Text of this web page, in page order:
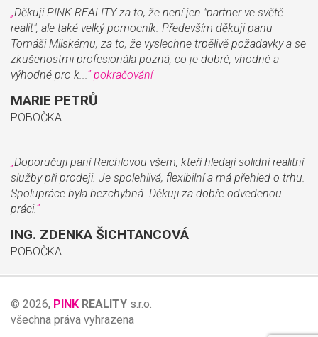
„Děkuji PINK REALITY za to, že není jen "partner ve světě
realit", ale také velký pomocník. Především děkuji panu
Tomáši Milskému, za to, že vyslechne trpělivě požadavky a se
zkušenostmi profesionála pozná, co je dobré, vhodné a
výhodné pro k...“ pokračování
MARIE PETRŮ
POBOČKA
„Doporučuji paní Reichlovou všem, kteří hledají solidní realitní
služby při prodeji. Je spolehlivá, flexibilní a má přehled o trhu.
Spolupráce byla bezchybná. Děkuji za dobře odvedenou
práci.“
ING. ZDENKA ŠICHTANCOVÁ
POBOČKA
© 2026, PINK REALITY s.r.o.
všechna práva vyhrazena